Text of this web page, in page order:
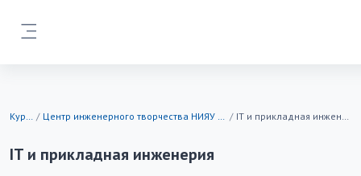
Курсы Центр инженерного творчества НИЯУ МИФИ IT и прикладная инженерия
IT и прикладная инженерия